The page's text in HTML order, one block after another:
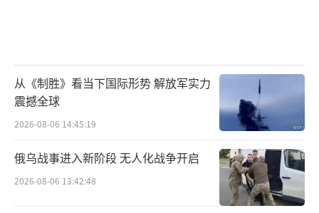
从《制胜》看当下国际形势 解放军实力
震撼全球
2026-08-06 14:45:19
俄乌战事进入新阶段 无人化战争开启
2026-08-06 13:42:48